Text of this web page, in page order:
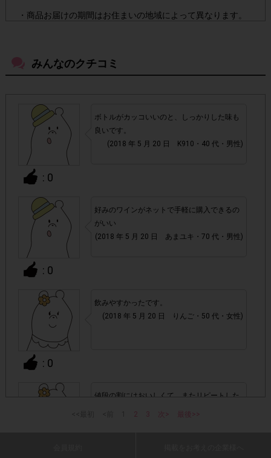
・商品お届けの期間はお住まいの地域によって異なります。
ってください。
ジの、販売元がAmazon.co.jpのカートから購入してく
ださい。左記条件以外でのご購入の場合はポイント付与
対象外となります。
必ず商品が到着し試飲された後、アンケート回答を行
ってください。商品が到着する前に注文キャンセルをさ
れた場合ポイント付与対象外となります。
・通常のテンタメと異なり、レシート画像の代わりに
発送時に段ボールに貼られているシール状の「送り状」
と、Amazon.co.jpページ内の「領収書/購入明細書」ペ
ージ画面を一緒に撮影いただいた画像
時に提出いただきます。提出いただいた画像が確認できなか
った場合や、「領収書/購入明細書」ページが【未発送】状
態だった場合は、ポイント付与対象外となります。
・商品単価目安につきましては、あくまでも目安の価格とな
ります。実際の購入価格につきましては、変動する可能
確認ください。また、付与されるポイントは一律です。
みんなのクチコミ
: 0
ボトルがカッコいいのと、しっかりした味も
良いです。
(2018 年 5 月 20 日 K910・40 代・男性)
: 0
好みのワインがネットで手軽に購入できるの
がいい
(2018 年 5 月 20 日 あまユキ・70 代・男性)
: 0
飲みやすかったです。
(2018 年 5 月 20 日 りんご・50 代・女性)
値段の割にはおいしくて、またリピートした
2 3 次> 最後>>